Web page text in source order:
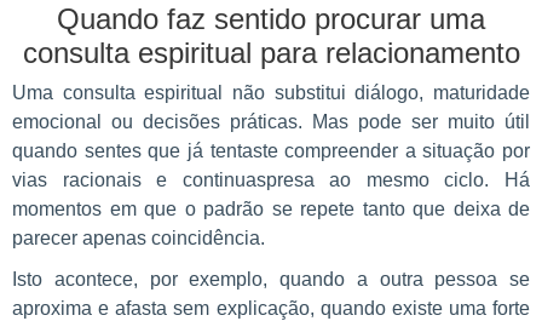
Quando faz sentido procurar uma
consulta espiritual para relacionamento
Uma consulta espiritual não substitui diálogo, maturidade
emocional ou decisões práticas. Mas pode ser muito útil
quando sentes que já tentaste compreender a situação por
vias racionais e continuaspresa ao mesmo ciclo. Há
momentos em que o padrão se repete tanto que deixa de
parecer apenas coincidência.
Isto acontece, por exemplo, quando a outra pessoa se
aproxima e afasta sem explicação, quando existe uma forte